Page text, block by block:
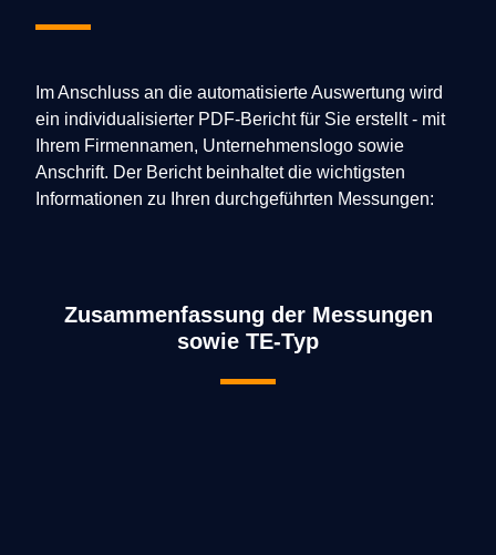
Im Anschluss an die automatisierte Auswertung wird
ein individualisierter PDF-Bericht für Sie erstellt - mit
Ihrem Firmennamen, Unternehmenslogo sowie
Anschrift. Der Bericht beinhaltet die wichtigsten
Informationen zu Ihren durchgeführten Messungen:
Zusammenfassung der Messungen
sowie TE-Typ